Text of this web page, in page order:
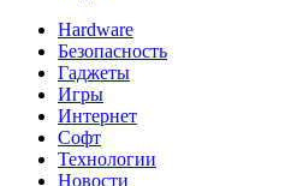
Hardware
Безопасность
Гаджеты
Игры
Интернет
Софт
Технологии
Новости